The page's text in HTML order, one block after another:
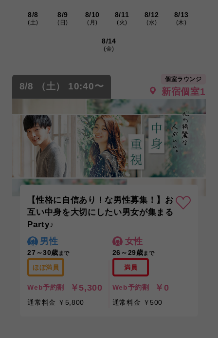
8/8
(土)
8/9
(日)
8/10
(月)
8/11
(火)
8/12
(水)
8/13
(木)
8/14
(金)
8/8 （土） 10:40〜
個室ラウンジ
新宿個室1
【性格に自信あり！な男性募集！】お
互い中身を大切にしたい男女が集まる
Party♪
男性
27～30歳 まで
ほぼ満員
Web予約割 ￥5,300
通常料金 ￥5,800
女性
26～29歳まで
満員
Web予約割 ￥0
通常料金 ￥500